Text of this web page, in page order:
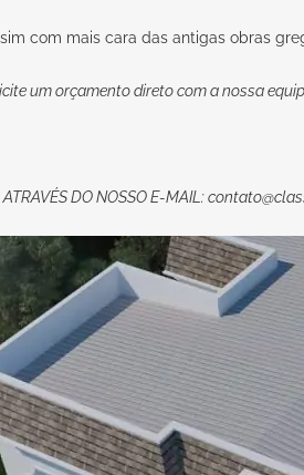
com mais cara das antigas obras
um orçamento direto com a nossa
ATRAVÉS DO NOSSO E-MAIL: